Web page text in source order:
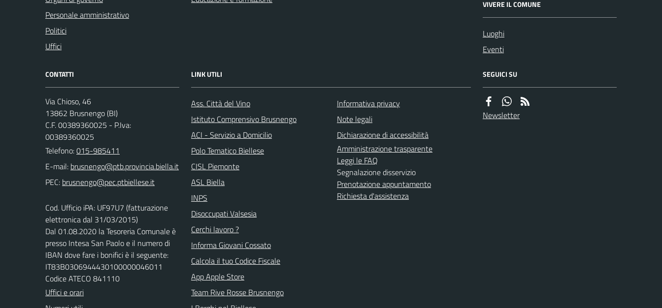
Personale amministrativo
Politici
Uffici
VIVERE IL COMUNE
Luoghi
Eventi
CONTATTI
Via Chioso, 46
13862 Brusnengo (BI)
C.F. 00389360025 - P.Iva:
00389360025
Telefono:015-985411
E-mail:
PEC:
Cod. Ufficio iPA: UF97U7 (fatturazione
elettronica dal 31/03/2015)
Dal 01.08.2020 la Tesoreria Comunale è
presso Intesa San Paolo e il numero di
IBAN dove fare i bonifici è il seguente:
IT83B0306944430100000046011
Codice ATECO 841110
Uffici e orari
LINK UTILI
Ass. Città del Vino
Istituto Comprensivo Brusnengo
ACI - Servizio a Domicilio
Polo Tematico Biellese
CISL Piemonte
ASL Biella
INPS
Disoccupati Valsesia
Cerchi lavoro ?
Informa Giovani Cossato
Calcola il tuo Codice Fiscale
App Apple Store
Team Rive Rosse Brusnengo
Informativa privacy
Note legali
Dichiarazione di accessibilità
Amministrazione trasparente
Leggi le FAQ
Segnalazione disservizio
Prenotazione appuntamento
Richiesta d'assistenza
SEGUICI SU
Newsletter